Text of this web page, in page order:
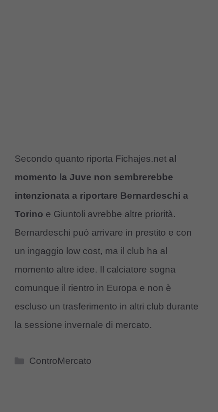
Secondo quanto riporta Fichajes.net al
momento la Juve non sembrerebbe
intenzionata a riportare Bernardeschi a
Torino e Giuntoli avrebbe altre priorità.
Bernardeschi può arrivare in prestito e con
un ingaggio low cost, ma il club ha al
momento altre idee. Il calciatore sogna
comunque il rientro in Europa e non è
escluso un trasferimento in altri club durante
la sessione invernale di mercato.
Categorie
ControMercato